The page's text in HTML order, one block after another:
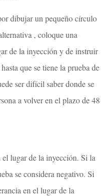
dibujar un pequeño círculo
, coloque una
de la inyección y de instruir
que se tiene la prueba de
ser difícil saber donde se
a volver en el plazo de 48
lugar de la inyección. Si la
se considera negativo. Si
en el lugar de la